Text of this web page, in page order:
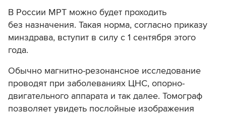
В России МРТ можно будет проходить
без назначения. Такая норма, согласно приказу
минздрава, вступит в силу с 1 сентября этого
года.
Обычно магнитно-резонансное исследование
проводят при заболеваниях ЦНС, опорно-
двигательного аппарата и так далее. Томограф
позволяет увидеть послойные изображения